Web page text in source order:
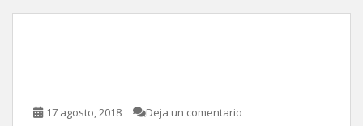
17 agosto, 2018 Deja un comentario